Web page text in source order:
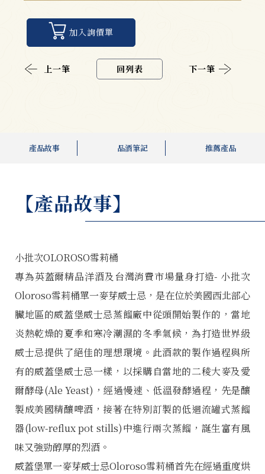
加入詢價單
上一筆 回列表 下一筆
產品故事 品酒筆記 推薦產品
【產品故事】
小批次OLOROSO雪莉桶
專為英蓋爾精品洋酒及台灣消費市場量身打造- 小批次
Oloroso雪莉桶單一麥芽威士忌，是在位於美國西北部心
臟地區的威蓋堡威士忌蒸餾廠中從頭開始製作的，當地
炎熱乾燥的夏季和寒冷潮濕的冬季氣候，為打造世界級
威士忌提供了絕佳的理想環境。此酒款的製作過程與所
有的威蓋堡威士忌一樣，以採購自當地的二稜大麥及愛
爾酵母(Ale Yeast)，經過慢速、低溫發酵過程，先是釀
製成美國精釀啤酒，接著在特別訂製的低迴流罐式蒸餾
器(low-reflux pot stills)中進行兩次蒸餾，誕生富有風
味又強勁醇厚的烈酒。
威蓋堡單一麥芽威士忌Oloroso雪莉桶首先在經過重度烘